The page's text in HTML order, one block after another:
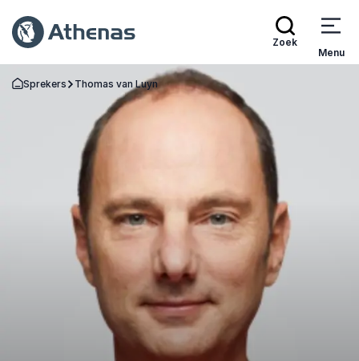
Zoek
Menu
Terug naar de startpagina
Sprekers Thomas van Luyn